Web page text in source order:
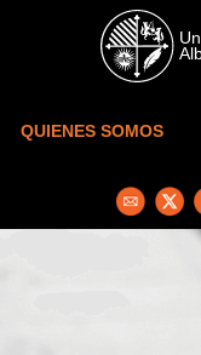
Skip to main content
QUIENES SOMOS